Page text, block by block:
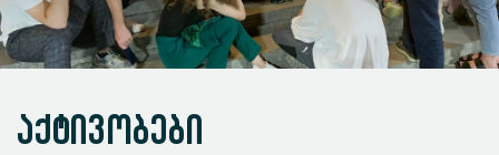
აქტივობები